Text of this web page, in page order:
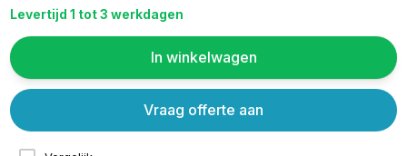
Levertijd 1 tot 3 werkdagen
In winkelwagen
Vraag offerte aan